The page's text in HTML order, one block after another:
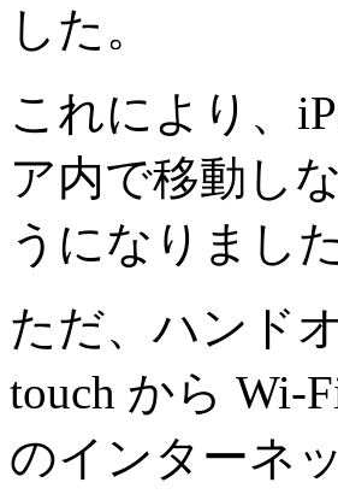
した。
これにより、
ア内で移動し
うになりました
ただ、ハンド
touch から Wi-
のインターネ